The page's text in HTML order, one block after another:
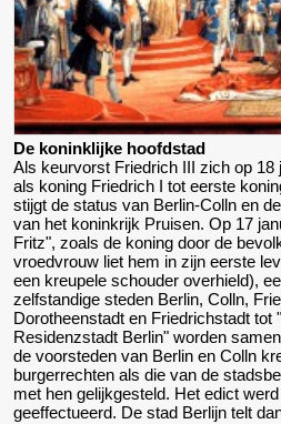
De koninklijke hoofdstad
Als keurvorst Friedrich III zich op 18
als koning Friedrich I tot eerste
stijgt de status van Berlin-Colln en
van het koninkrijk Pruisen. Op 17
Fritz", zoals de koning door de
vroedvrouw liet hem in zijn eerste
een kreupele schouder overhield),
zelfstandige steden Berlin, Colln,
Dorotheenstadt en Friedrichstadt tot
Residenzstadt Berlin" worden
de voorsteden van Berlin en Colln
burgerrechten als die van de
met hen gelijkgesteld. Het edict
geeffectueerd. De stad Berlijn telt